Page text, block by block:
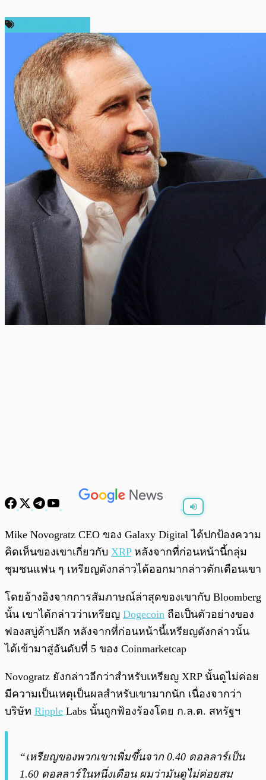
0:00 /
Mike Novogratz CEO ของ Galaxy Digital ได้ปกป้องความ
คิดเห็นของเขาเกี่ยวกับ XRPหลังจากที่ก่อนหน้านี้กลุ่ม
ชุมชนแฟน ๆ เหรียญดังกล่าวได้ออกมากล่าวตักเตือนเขา
โดยอ้างอิงจากการสัมภาษณ์ล่าสุดของเขากับ Bloomberg
นั้น เขาได้กล่าวว่าเหรียญ Dogecoin ถือเป็นตัวอย่างของ
ฟองสบู่ค้าปลีก หลังจากที่ก่อนหน้านี้เหรียญดังกล่าวนั้น
ได้เข้ามาสู่อันดับที่ 5 ของ Coinmarketcap
Novogratz ยังกล่าวอีกว่าสำหรับเหรียญ XRP นั้นดูไม่ค่อย
มีความเป็นเหตุเป็นผลสำหรับเขามากนัก เนื่องจากว่า
บริษัท Ripple Labs นั้นถูกฟ้องร้องโดย ก.ล.ต. สหรัฐฯ
“เหรียญของพวกเขาเพิ่มขึ้นจาก 0.40 ดอลลาร์เป็น
1.60 ดอลลาร์ในหนึ่งเดือน ผมว่ามันดูไม่ค่อยสม